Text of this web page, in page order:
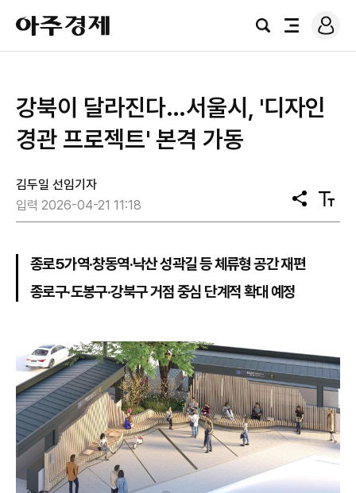
아
주
경
검
전
로
그
강북이 달라진다…서울시, '디자인
경관 프로젝트' 본격 가동
김두일 선임기자
입력 2026-04-21 11:18
공
유
텍
스
종로5가역·창동역·낙산 성곽길 등 체류형 공간 재편
종로구·도봉구·강북구 거점 중심 단계적 확대 예정